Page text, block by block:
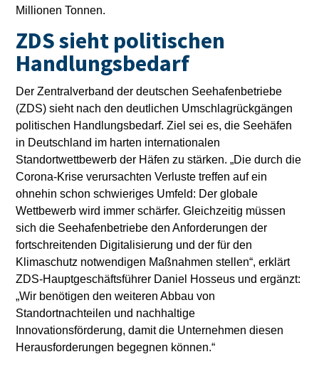
Millionen Tonnen.
ZDS sieht politischen
Handlungsbedarf
Der Zentralverband der deutschen Seehafenbetriebe
(ZDS) sieht nach den deutlichen Umschlagrückgängen
politischen Handlungsbedarf. Ziel sei es, die Seehäfen
in Deutschland im harten internationalen
Standortwettbewerb der Häfen zu stärken. „Die durch die
Corona-Krise verursachten Verluste treffen auf ein
ohnehin schon schwieriges Umfeld: Der globale
Wettbewerb wird immer schärfer. Gleichzeitig müssen
sich die Seehafenbetriebe den Anforderungen der
fortschreitenden Digitalisierung und der für den
Klimaschutz notwendigen Maßnahmen stellen“, erklärt
ZDS-Hauptgeschäftsführer Daniel Hosseus und ergänzt:
„Wir benötigen den weiteren Abbau von
Standortnachteilen und nachhaltige
Innovationsförderung, damit die Unternehmen diesen
Herausforderungen begegnen können.“